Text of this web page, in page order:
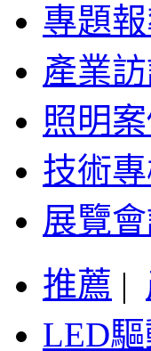
專題
產業
照明案
技術
展覽
推薦 |
LED